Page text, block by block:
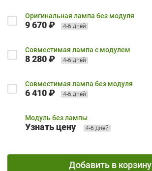
Оригинальная лампа без модуля
9 670 ₽ 4-6 дней
Совместимая лампа с модулем
8 280 ₽ 4-6 дней
Совместимая лампа без модуля
6 410 ₽ 4-6 дней
Модуль без лампы
Узнать цену 4-6 дней
Добавить в корзину